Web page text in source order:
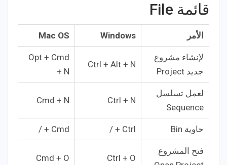
قائمة File
الأمر Windows
Mac OS
لإنشاء مشروع
جديد Project
Ctrl + Alt + N
Opt + Cmd
+ N
لعمل تسلسل
Sequence
Ctrl + N
Cmd + N
حاوية Bin Ctrl + /
Cmd + /
فتح المشروع
Ctrl + O
Cmd + O